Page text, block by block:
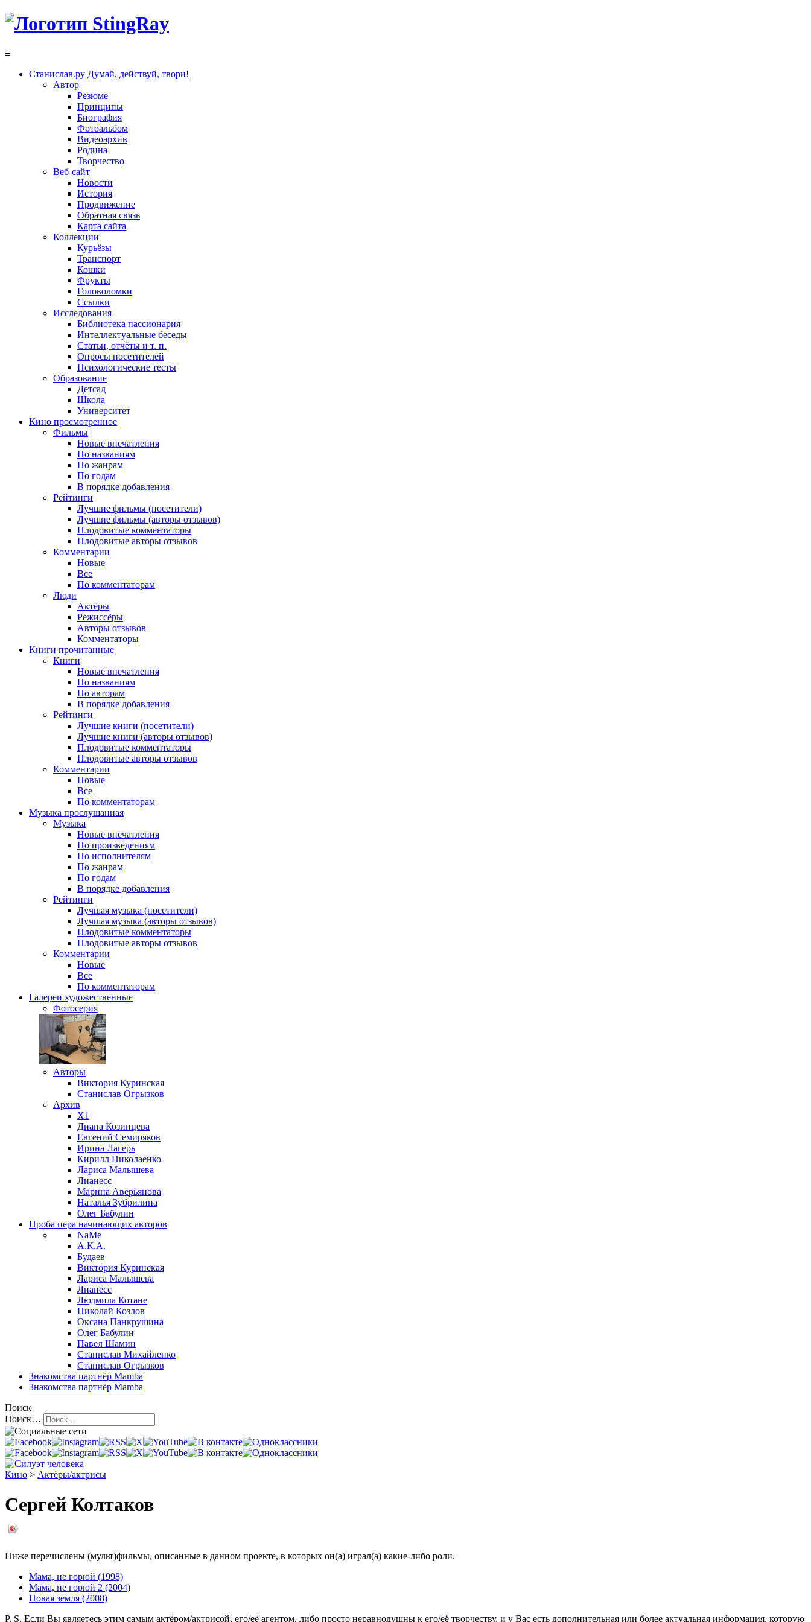
≡
Станислав.ру Думай, действуй, твори!
Автор
Резюме
Принципы
Биография
Фотоальбом
Видеоархив
Родина
Творчество
Веб-сайт
Новости
История
Продвижение
Обратная связь
Карта сайта
Коллекции
Курьёзы
Транспорт
Кошки
Фрукты
Головоломки
Ссылки
Исследования
Библиотека пассионария
Интеллектуальные беседы
Статьи, отчёты и т. п.
Опросы посетителей
Психологические тесты
Образование
Детсад
Школа
Университет
Кино просмотренное
Фильмы
Новые впечатления
По названиям
По жанрам
По годам
В порядке добавления
Рейтинги
Лучшие фильмы (посетители)
Лучшие фильмы (авторы отзывов)
Плодовитые комментаторы
Плодовитые авторы отзывов
Комментарии
Новые
Все
По комментаторам
Люди
Актёры
Режиссёры
Авторы отзывов
Комментаторы
Книги прочитанные
Книги
Новые впечатления
По названиям
По авторам
В порядке добавления
Рейтинги
Лучшие книги (посетители)
Лучшие книги (авторы отзывов)
Плодовитые комментаторы
Плодовитые авторы отзывов
Комментарии
Новые
Все
По комментаторам
Музыка прослушанная
Музыка
Новые впечатления
По произведениям
По исполнителям
По жанрам
По годам
В порядке добавления
Рейтинги
Лучшая музыка (посетители)
Лучшая музыка (авторы отзывов)
Плодовитые комментаторы
Плодовитые авторы отзывов
Комментарии
Новые
Все
По комментаторам
Галереи художественные
Фотосерия
Авторы
Виктория Куринская
Станислав Огрызков
Архив
X1
Диана Козинцева
Евгений Семиряков
Ирина Лагерь
Кирилл Николаенко
Лариса Малышева
Лианесс
Марина Аверьянова
Наталья Зубрилина
Олег Бабулин
Проба пера начинающих авторов
NaMe
А.К.А.
Будаев
Виктория Куринская
Лариса Малышева
Лианесс
Людмила Котане
Николай Козлов
Оксана Панкрушина
Олег Бабулин
Павел Шамин
Станислав Михайленко
Станислав Огрызков
Знакомства партнёр Mamba
Знакомства партнёр Mamba
Поиск
Поиск…
Кино > Актёры/актрисы
Сергей Колтаков
Ниже перечислены (мульт)фильмы, описанные в данном проекте, в которых он(а) играл(а) какие-либо роли.
Мама, не горюй (1998)
Мама, не горюй 2 (2004)
Новая земля (2008)
P. S. Если Вы являетесь этим самым актёром/актрисой, его/её агентом, либо просто неравнодушны к его/её творчеству, и у Вас есть дополнительная или более актуальная информация, которую